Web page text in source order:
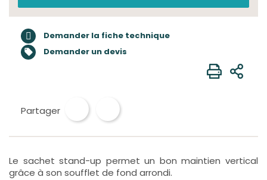
Demander la fiche technique
 Demander un devis
Partager
Le sachet stand-up permet un bon maintien vertical
grâce à son soufflet de fond arrondi.